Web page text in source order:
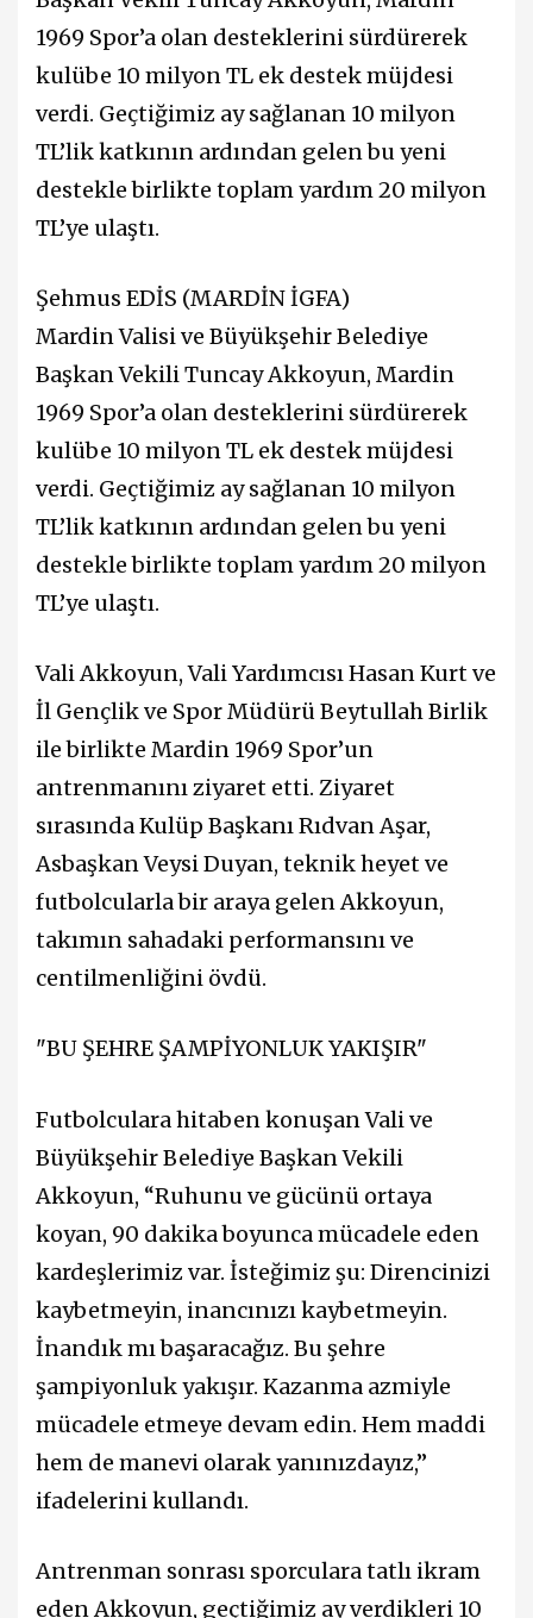
1969 Spor’a olan desteklerini sürdürerek
kulübe 10 milyon TL ek destek müjdesi
verdi. Geçtiğimiz ay sağlanan 10 milyon
TL’lik katkının ardından gelen bu yeni
destekle birlikte toplam yardım 20 milyon
TL’ye ulaştı.
Şehmus EDİS (MARDİN İGFA)
Mardin Valisi ve Büyükşehir Belediye
Başkan Vekili Tuncay Akkoyun, Mardin
1969 Spor’a olan desteklerini sürdürerek
kulübe 10 milyon TL ek destek müjdesi
verdi. Geçtiğimiz ay sağlanan 10 milyon
TL’lik katkının ardından gelen bu yeni
destekle birlikte toplam yardım 20 milyon
TL’ye ulaştı.
Vali Akkoyun, Vali Yardımcısı Hasan Kurt ve
İl Gençlik ve Spor Müdürü Beytullah Birlik
ile birlikte Mardin 1969 Spor’un
antrenmanını ziyaret etti. Ziyaret
sırasında Kulüp Başkanı Rıdvan Aşar,
Asbaşkan Veysi Duyan, teknik heyet ve
futbolcularla bir araya gelen Akkoyun,
takımın sahadaki performansını ve
centilmenliğini övdü.
"BU ŞEHRE ŞAMPİYONLUK YAKIŞIR"
Futbolculara hitaben konuşan Vali ve
Büyükşehir Belediye Başkan Vekili
Akkoyun, “Ruhunu ve gücünü ortaya
koyan, 90 dakika boyunca mücadele eden
kardeşlerimiz var. İsteğimiz şu: Direncinizi
kaybetmeyin, inancınızı kaybetmeyin.
İnandık mı başaracağız. Bu şehre
şampiyonluk yakışır. Kazanma azmiyle
mücadele etmeye devam edin. Hem maddi
hem de manevi olarak yanınızdayız,”
ifadelerini kullandı.
Antrenman sonrası sporculara tatlı ikram
eden Akkoyun, geçtiğimiz ay verdikleri 10